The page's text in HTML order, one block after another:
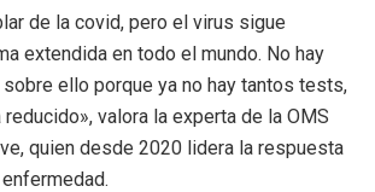
de la covid, pero el virus sigue
extendida en todo el mundo. No hay
ello porque ya no hay tantos tests,
reducido», valora la experta de la OMS
quien desde 2020 lidera la respuesta